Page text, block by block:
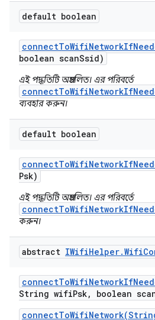
default boolean
connectToWifiNetworkIf
boolean scanSsid)
এই পদ্ধতিটি অপ্রচলিত। এর পরিবর্তে
ব্যবহার করুন।
default boolean
connectToWifiNetworkIf
Psk)
এই পদ্ধতিটি অপ্রচলিত। এর পরিবর্তে
করুন।
abstract IWifiHelper.Wifi
connectToWifiNetworkIf
String wifiPsk, boolean